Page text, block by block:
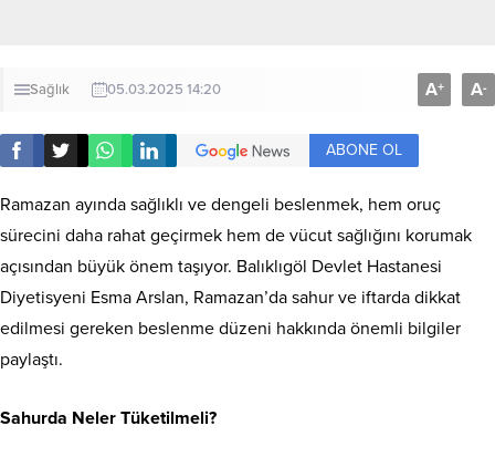
Sağlık 05.03.2025 14:20 A+ A-
ABONE OL
Ramazan ayında sağlıklı ve dengeli beslenmek, hem oruç
sürecini daha rahat geçirmek hem de vücut sağlığını korumak
açısından büyük önem taşıyor. Balıklıgöl Devlet Hastanesi
Diyetisyeni Esma Arslan, Ramazan’da sahur ve iftarda dikkat
edilmesi gereken beslenme düzeni hakkında önemli bilgiler
paylaştı.
Sahurda Neler Tüketilmeli?